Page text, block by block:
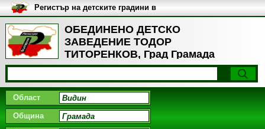
ОБЕДИНЕНО ДЕТСКО
ЗАВЕДЕНИЕ ТОДОР
ТИТОРЕНКОВ, Град Грамада
Регистър на детските градини в
България
Област
Община